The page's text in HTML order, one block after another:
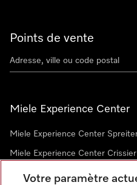
Points de vente
Miele Experience Center
Miele Experience Center
Miele Experience Center Crissier
Votre paramètre